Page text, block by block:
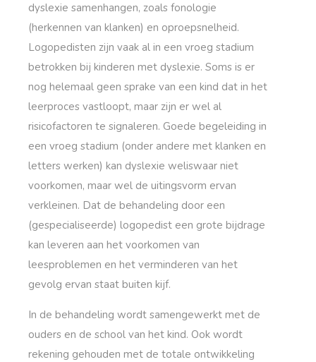
dyslexie samenhangen, zoals fonologie
(herkennen van klanken) en oproepsnelheid.
Logopedisten zijn vaak al in een vroeg stadium
betrokken bij kinderen met dyslexie. Soms is er
nog helemaal geen sprake van een kind dat in het
leerproces vastloopt, maar zijn er wel al
risicofactoren te signaleren. Goede begeleiding in
een vroeg stadium (onder andere met klanken en
letters werken) kan dyslexie weliswaar niet
voorkomen, maar wel de uitingsvorm ervan
verkleinen. Dat de behandeling door een
(gespecialiseerde) logopedist een grote bijdrage
kan leveren aan het voorkomen van
leesproblemen en het verminderen van het
gevolg ervan staat buiten kijf.
In de behandeling wordt samengewerkt met de
ouders en de school van het kind. Ook wordt
rekening gehouden met de totale ontwikkeling